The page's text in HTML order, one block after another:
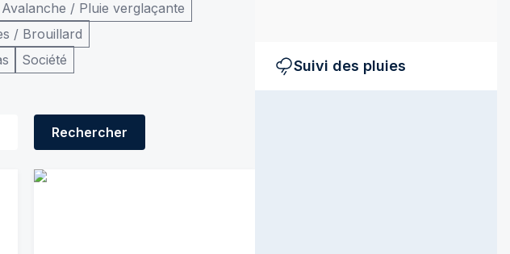
/ Pluie verglaçante
/ Brouillard
Société
Rechercher
Suivi des pluies